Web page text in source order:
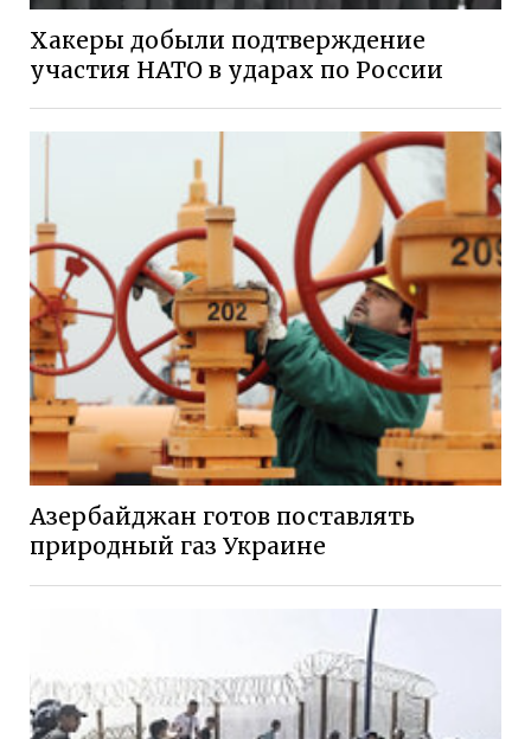
Хакеры добыли подтверждение
участия НАТО в ударах по России
Азербайджан готов поставлять
природный газ Украине